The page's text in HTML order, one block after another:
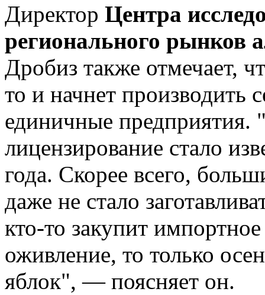
Директор Центра
регионального рынков
Дробиз также отмечает,
то и начнет производить
единичные предприятия.
лицензирование стало
года. Скорее всего,
даже не стало
кто-то закупит
оживление, то только
яблок", — поясняет он.